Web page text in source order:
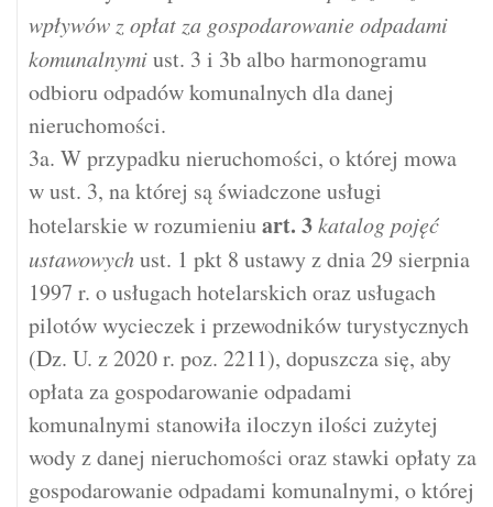
wpływów z opłat za gospodarowanie odpadami
komunalnymiust. 3 i 3b albo harmonogramu
odbioru odpadów komunalnych dla danej
nieruchomości.
3a. W przypadku nieruchomości, o której mowa
w ust. 3, na której są świadczone usługi
hotelarskie w rozumieniuart. 3katalog pojęć
ustawowychust. 1 pkt 8 ustawy z dnia 29 sierpnia
1997 r. o usługach hotelarskich oraz usługach
pilotów wycieczek i przewodników turystycznych
(Dz. U. z 2020 r. poz. 2211), dopuszcza się, aby
opłata za gospodarowanie odpadami
komunalnymi stanowiła iloczyn ilości zużytej
wody z danej nieruchomości oraz stawki opłaty za
gospodarowanie odpadami komunalnymi, o której